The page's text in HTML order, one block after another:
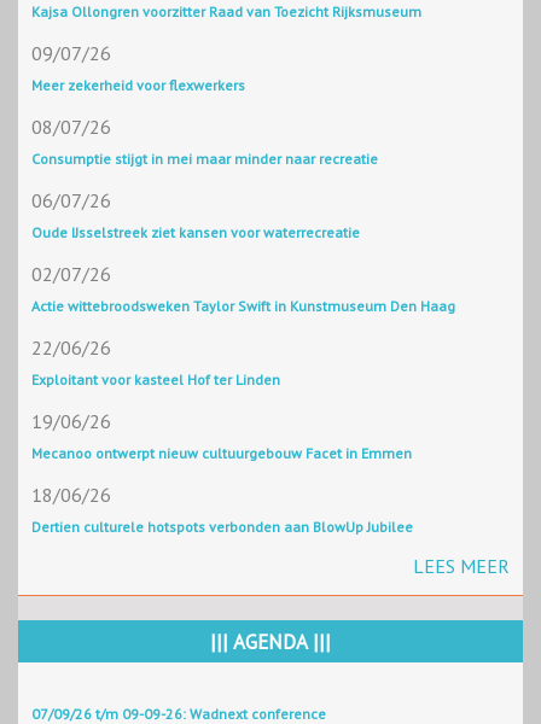
Kajsa Ollongren voorzitter Raad van Toezicht Rijksmuseum
09/07/26
Meer zekerheid voor flexwerkers
08/07/26
Consumptie stijgt in mei maar minder naar recreatie
06/07/26
Oude IJsselstreek ziet kansen voor waterrecreatie
02/07/26
Actie wittebroodsweken Taylor Swift in Kunstmuseum Den Haag
22/06/26
Exploitant voor kasteel Hof ter Linden
19/06/26
Mecanoo ontwerpt nieuw cultuurgebouw Facet in Emmen
18/06/26
Dertien culturele hotspots verbonden aan BlowUp Jubilee
LEES MEER
||| AGENDA |||
07/09/26 t/m 09-09-26: Wadnext conference